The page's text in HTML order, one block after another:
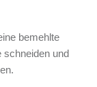
bemehlte
schneiden und